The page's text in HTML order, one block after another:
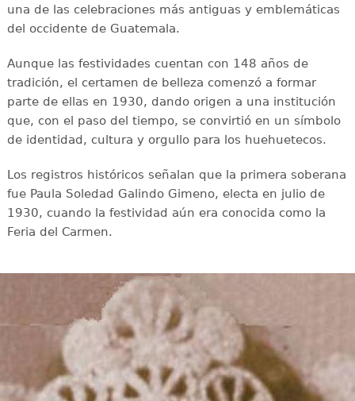
una de las celebraciones más antiguas y emblemáticas
del occidente de Guatemala.
Aunque las festividades cuentan con 148 años de
tradición, el certamen de belleza comenzó a formar
parte de ellas en 1930, dando origen a una institución
que, con el paso del tiempo, se convirtió en un símbolo
de identidad, cultura y orgullo para los huehuetecos.
Los registros históricos señalan que la primera soberana
fue Paula Soledad Galindo Gimeno, electa en julio de
1930, cuando la festividad aún era conocida como la
Feria del Carmen.